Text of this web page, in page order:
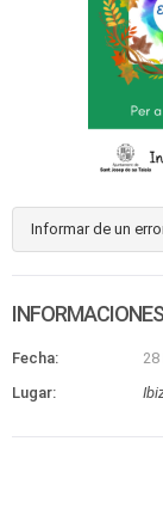
Informar de un
INFORMACIONES
Fecha:
Lugar: